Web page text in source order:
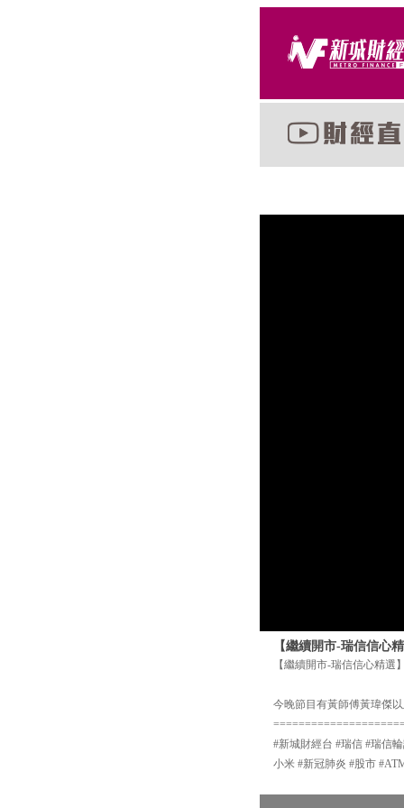
【繼續開市-瑞信信心
【繼續開市-瑞信信心精
今晚節目有黃師傅黃瑋傑
#新城財經台 #瑞信 #瑞信
小米 #新冠肺炎 #股市